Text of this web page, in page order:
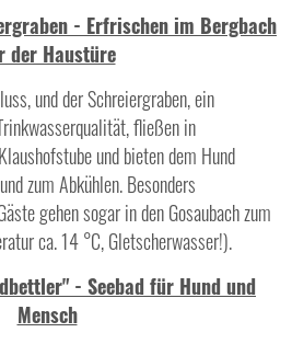
- Erfrischen im Bergbach
der Haustüre
und der Schreiergraben, ein
fließen in
und bieten dem Hund
zum Abkühlen. Besonders
gehen sogar in den Gosaubach zum
ca. 14 °C, Gletscherwasser!).
- Seebad für Hund und
Mensch